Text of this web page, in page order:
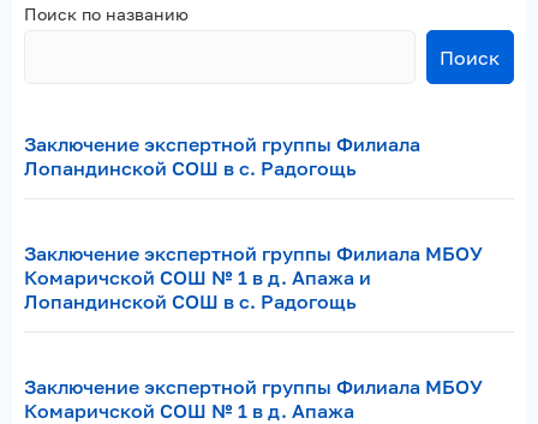
Поиск по названию
Поиск
Заключение экспертной группы Филиала
Лопандинской СОШ в с. Радогощь
Заключение экспертной группы Филиала МБОУ
Комаричской СОШ № 1 в д. Апажа и
Лопандинской СОШ в с. Радогощь
Заключение экспертной группы Филиала МБОУ
Комаричской СОШ № 1 в д. Апажа